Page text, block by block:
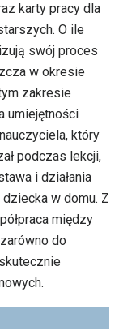
karty pracy dla
O ile
swój proces
w okresie
zakresie
umiejętności
który
podczas lekcji,
i działania
w domu. Z
między
do